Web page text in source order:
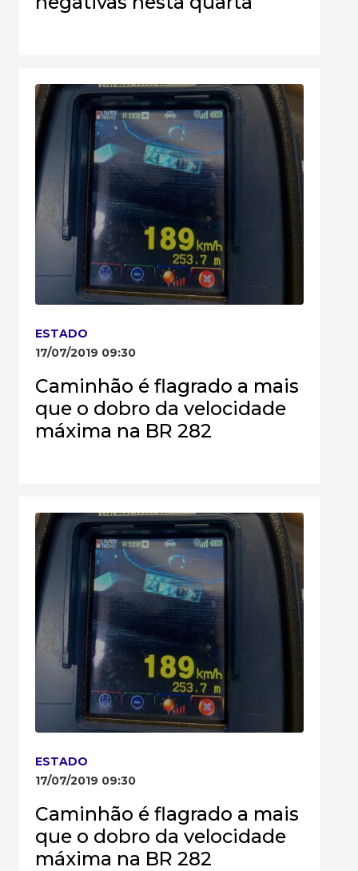
ESTADO
17/07/2019 09:30
Caminhão é flagrado a mais
que o dobro da velocidade
máxima na BR 282
ESTADO
17/07/2019 09:30
Caminhão é flagrado a mais
que o dobro da velocidade
máxima na BR 282